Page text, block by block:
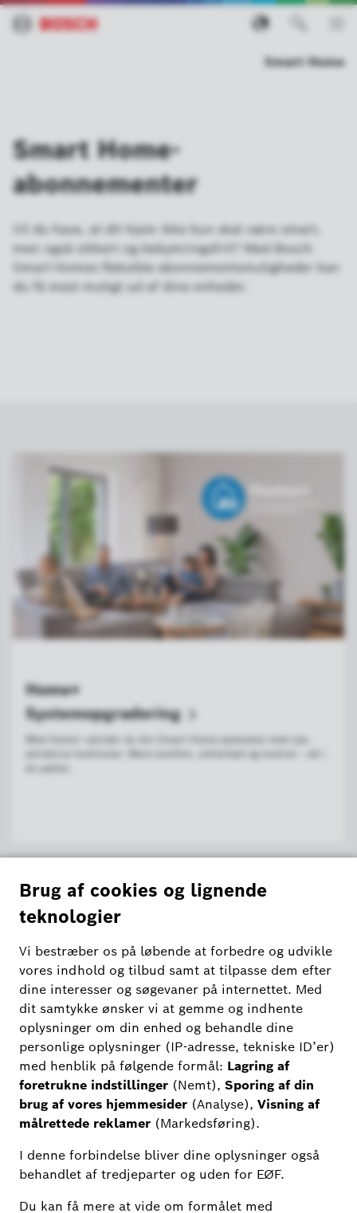
Smart Home
Smart Home-
abonnementer
Vil du have, at dit hjem ikke kun skal være smart,
men også sikkert og bekymringsfrit? Med Bosch
Smart Homes fleksible abonnementsmuligheder kan
du få mest muligt ud af dine enheder.
Home+
Systemopgradering
Med Home+ udvider du din Smart Home-oplevelse med nye,
attraktive funktioner. Mere komfort, sikkerhed og kontrol – alt i
Cloud+ Udvidelse af videolagring
Udvid din videolagring i skyen – for flere klip, fleksible